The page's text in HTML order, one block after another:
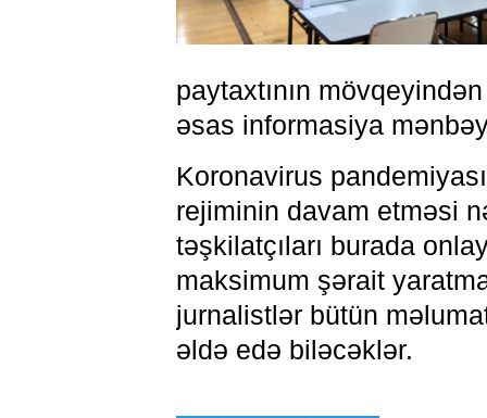
paytaxtının
əsas informasiya
Koronavirus
rejiminin davam etməsi
təşkilatçıları burada
maksimum şərait
jurnalistlər bütün
əldə edə biləcəklər.